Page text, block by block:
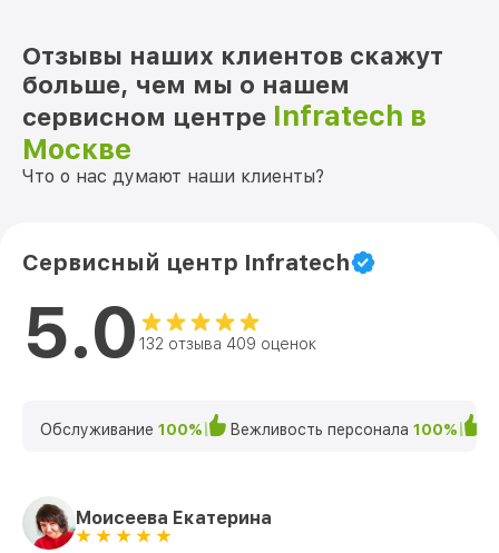
Отзывы наших клиентов скажут
больше, чем мы о нашем
сервисном центре Infratech в
Москве
Что о нас думают наши клиенты?
Сервисный центр Infratech
5.0 132 отзыва 409 оценок
Обслуживание 100% Вежливость персонала 100%
Моисеева Екатерина